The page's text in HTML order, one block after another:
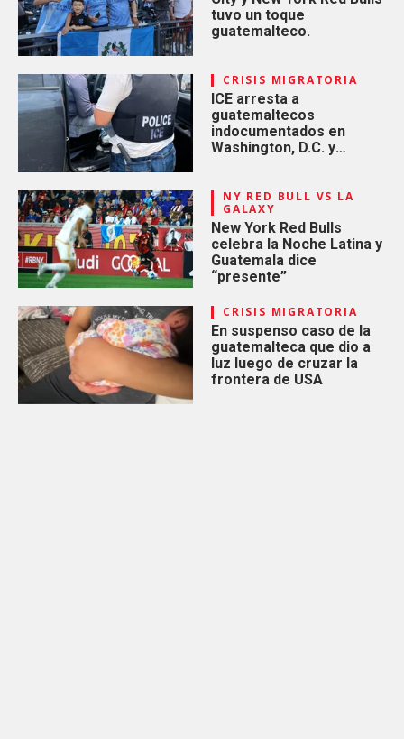
tuvo un toque
guatemalteco.
CRISIS MIGRATORIA
ICE arresta a
guatemaltecos
indocumentados en
Washington, D.C. y
NY RED BULL VS LA
GALAXY
New York Red Bulls
celebra la Noche Latina y
Guatemala dice
“presente”
CRISIS MIGRATORIA
En suspenso caso de la
guatemalteca que dio a
luz luego de cruzar la
frontera de USA